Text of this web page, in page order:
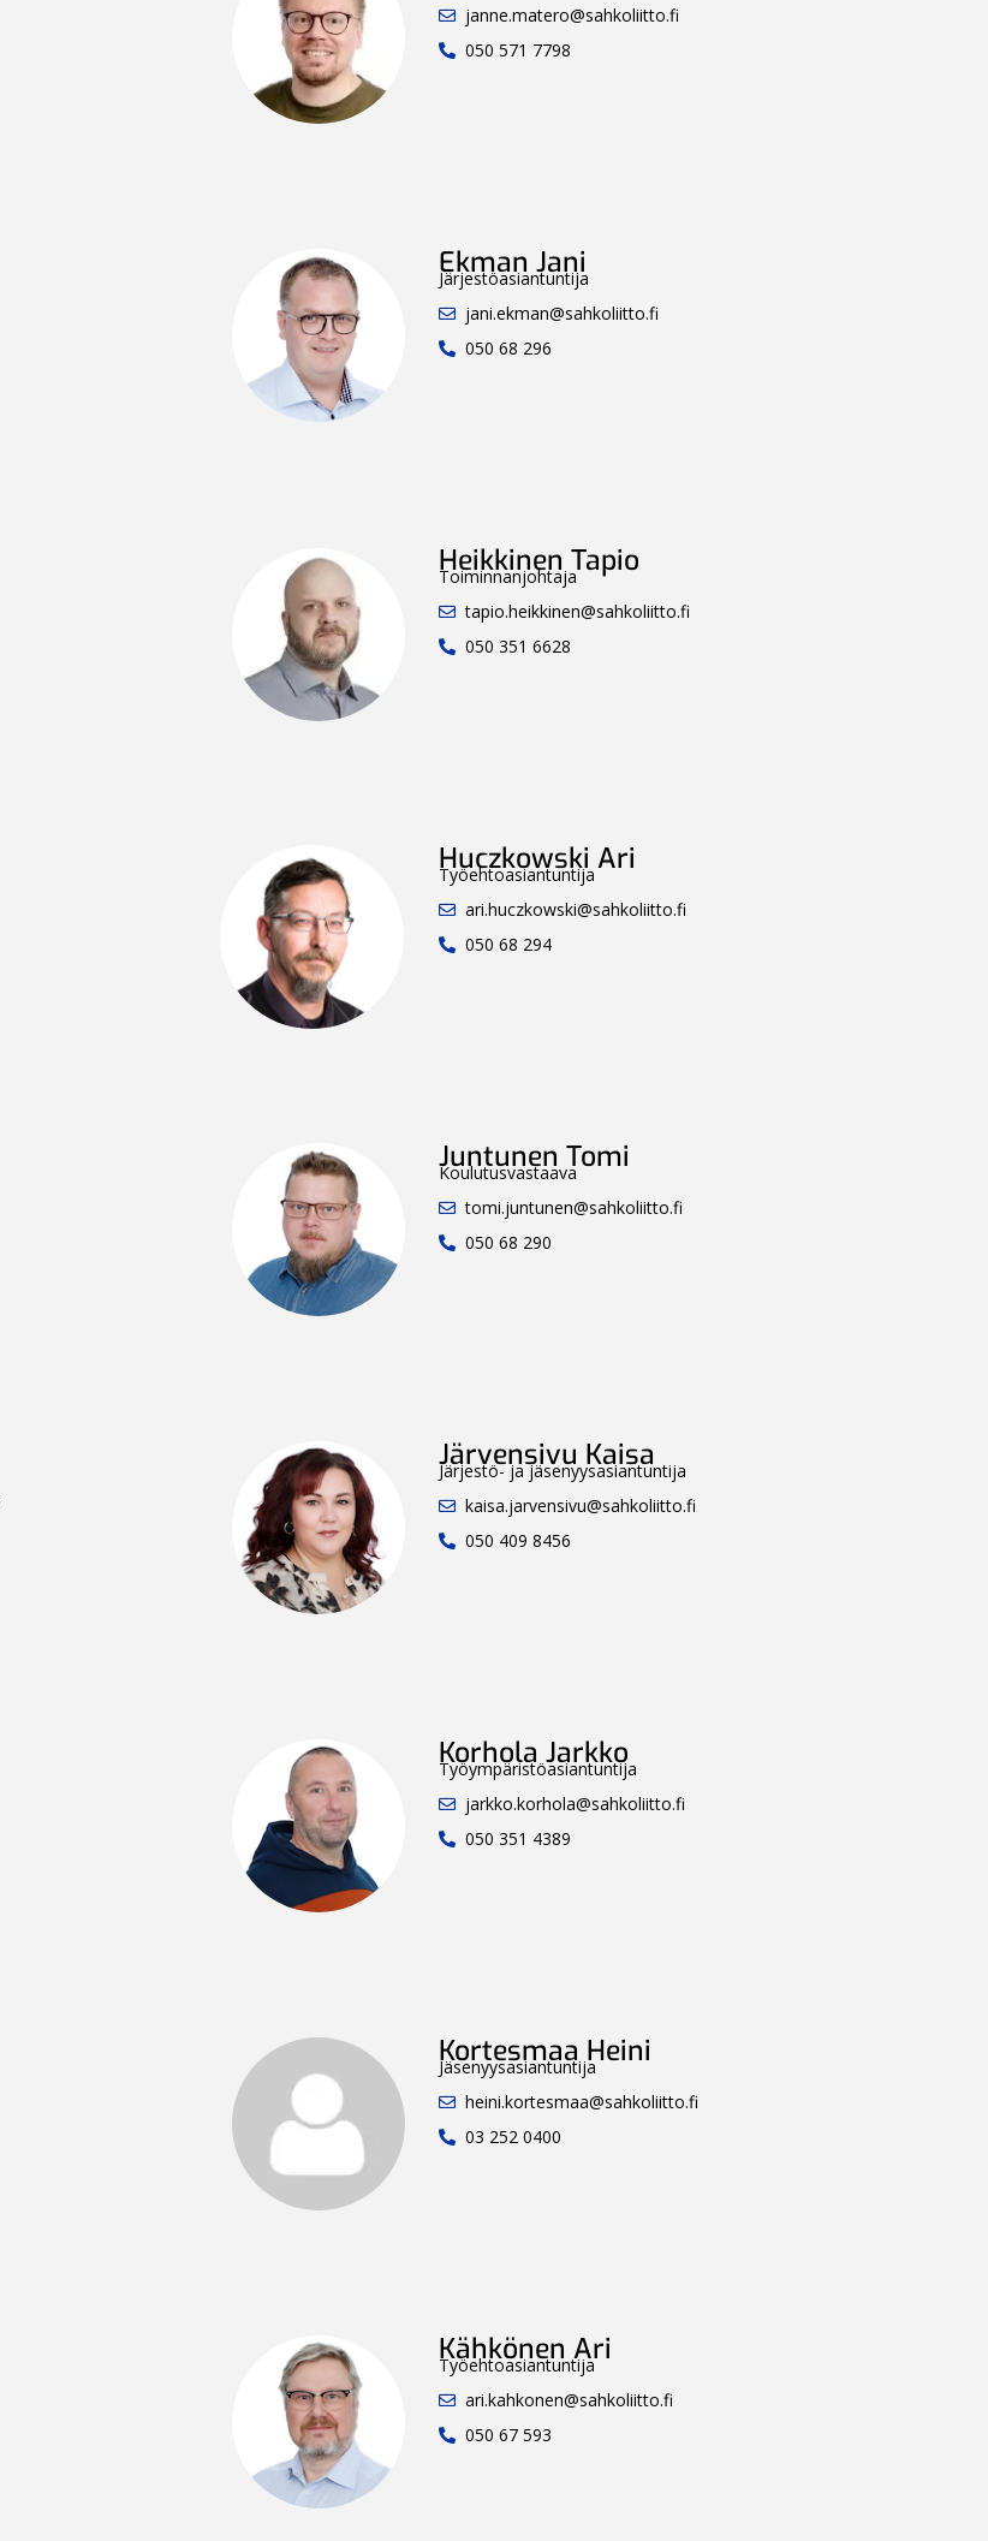
janne.matero@sahkoliitto.fi
050 571 7798
Ekman Jani
Järjestöasiantuntija
jani.ekman@sahkoliitto.fi
050 68 296
Heikkinen Tapio
Toiminnanjohtaja
tapio.heikkinen@sahkoliitto.fi
050 351 6628
Huczkowski Ari
Työehtoasiantuntija
ari.huczkowski@sahkoliitto.fi
050 68 294
Juntunen Tomi
Koulutusvastaava
tomi.juntunen@sahkoliitto.fi
050 68 290
Järvensivu Kaisa
Järjestö- ja jäsenyysasiantuntija
kaisa.jarvensivu@sahkoliitto.fi
050 409 8456
Korhola Jarkko
Työympäristöasiantuntija
jarkko.korhola@sahkoliitto.fi
050 351 4389
Kortesmaa Heini
Jäsenyysasiantuntija
heini.kortesmaa@sahkoliitto.fi
03 252 0400
Kähkönen Ari
Työehtoasiantuntija
ari.kahkonen@sahkoliitto.fi
050 67 593